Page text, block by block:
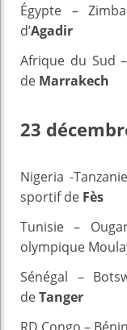
Égypte –
d’Agadir
Afrique du Sud
de Marrakech
23
Nigeria -
sportif de Fès
Tunisie –
olympique
Sénégal –
deTanger
RD Congo –